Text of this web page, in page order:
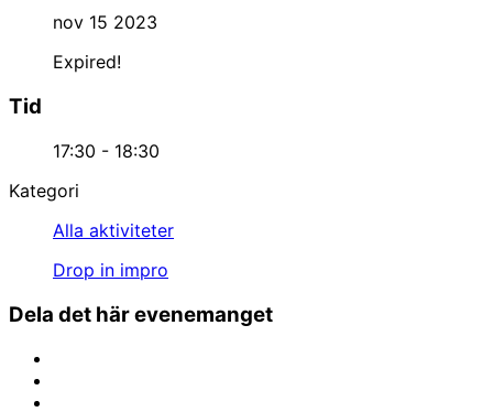
nov 15 2023
Expired!
Tid
17:30 - 18:30
Kategori
Alla aktiviteter
Drop in impro
Dela det här evenemanget